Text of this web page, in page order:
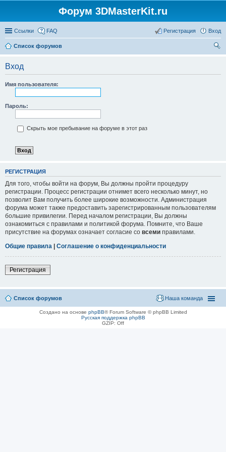
Форум 3DMasterKit.ru
Ссылки FAQ Вход
Регистрация
Список форумов
Вход
Имя пользователя:
Пароль:
Скрыть мое пребывание на форуме в этот раз
РЕГИСТРАЦИЯ
Для того, чтобы войти на форум, Вы должны пройти процедуру
регистрации. Процесс регистрации отнимет всего несколько минут, но
позволит Вам получить более широкие возможности. Администрация
форума может также предоставить зарегистрированным пользователям
большие привилегии. Перед началом регистрации, Вы должны
ознакомиться с правилами и политикой форума. Помните, что Ваше
присутствие на форумах означает согласие со всеми правилами.
Общие правила | Соглашение о конфиденциальности
Регистрация
Список форумов Наша команда
Создано на основе phpBB® Forum Software © phpBB Limited
Русская поддержка phpBB
GZIP: Off